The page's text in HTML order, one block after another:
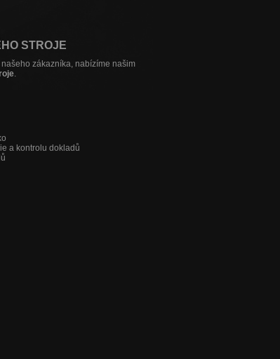
STROJE
zákazníka, nabízíme našim
.
a kontrolu dokladů